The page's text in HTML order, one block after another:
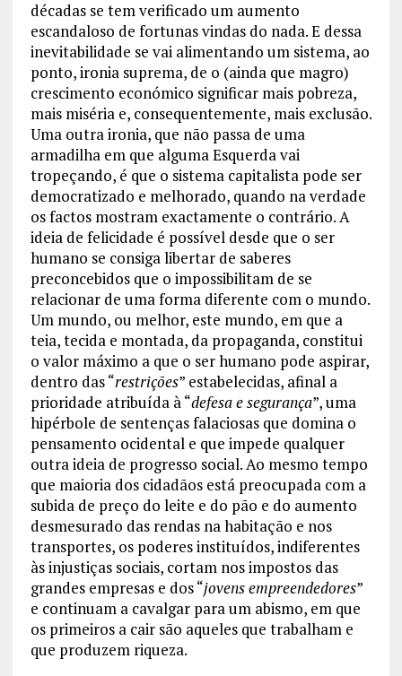
décadas se tem verificado um aumento
escandaloso de fortunas vindas do nada. E dessa
inevitabilidade se vai alimentando um sistema, ao
ponto, ironia suprema, de o (ainda que magro)
crescimento económico significar mais pobreza,
mais miséria e, consequentemente, mais exclusão.
Uma outra ironia, que não passa de uma
armadilha em que alguma Esquerda vai
tropeçando, é que o sistema capitalista pode ser
democratizado e melhorado, quando na verdade
os factos mostram exactamente o contrário. A
ideia de felicidade é possível desde que o ser
humano se consiga libertar de saberes
preconcebidos que o impossibilitam de se
relacionar de uma forma diferente com o mundo.
Um mundo, ou melhor, este mundo, em que a
teia, tecida e montada, da propaganda, constitui
o valor máximo a que o ser humano pode aspirar,
dentro das “restrições” estabelecidas, afinal a
prioridade atribuída à “defesa e segurança”, uma
hipérbole de sentenças falaciosas que domina o
pensamento ocidental e que impede qualquer
outra ideia de progresso social. Ao mesmo tempo
que maioria dos cidadãos está preocupada com a
subida de preço do leite e do pão e do aumento
desmesurado das rendas na habitação e nos
transportes, os poderes instituídos, indiferentes
às injustiças sociais, cortam nos impostos das
grandes empresas e dos “jovens empreendedores”
e continuam a cavalgar para um abismo, em que
os primeiros a cair são aqueles que trabalham e
que produzem riqueza.